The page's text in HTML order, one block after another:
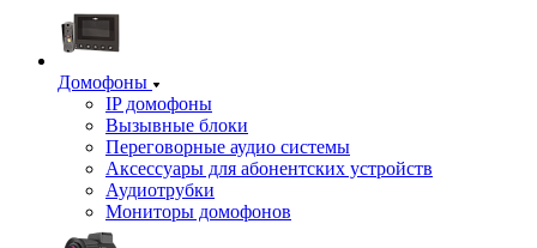
Домофоны
IP домофоны
Вызывные блоки
Переговорные аудио системы
Аксессуары для абонентских устройств
Аудиотрубки
Мониторы домофонов